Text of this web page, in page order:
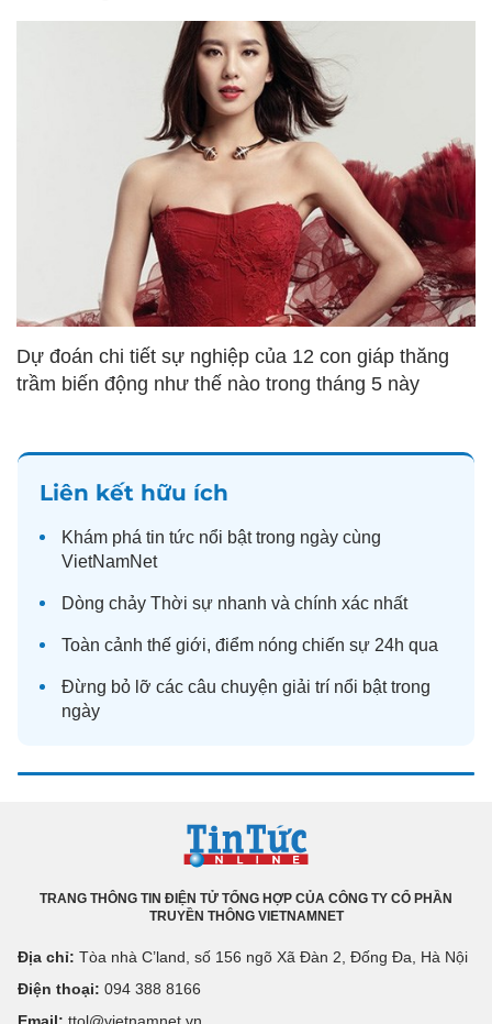
Dự đoán chi tiết sự nghiệp của 12 con giáp thăng
trầm biến động như thế nào trong tháng 5 này
Liên kết hữu ích
Khám phá tin tức nổi bật trong ngày cùng
VietNamNet
Dòng chảy Thời sự nhanh và chính xác nhất
Toàn cảnh thế giới, điểm nóng chiến sự 24h qua
Đừng bỏ lỡ các câu chuyện giải trí nổi bật trong
ngày
TRANG THÔNG TIN ĐIỆN TỬ TỔNG HỢP CỦA CÔNG TY CỔ PHẦN
TRUYỀN THÔNG VIETNAMNET
Địa chỉ: Tòa nhà C’land, số 156 ngõ Xã Đàn 2, Đống Đa, Hà Nội
Điện thoại: 094 388 8166